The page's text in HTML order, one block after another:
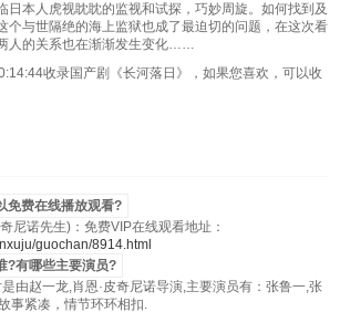
本人虎视眈眈的监视和试探，巧妙周旋。如何找到及
个与世隔绝的海上监狱也成了最迫切的问题，在这次看
人的关系也在渐渐发生变化……
收录国产剧《长河落日》，如果您喜欢，可以收
免费在线播放观看?
尼诺先生)：免费VIP在线观看地址：
guochan/8914.html
?有哪些主要演员?
由赵一龙,肖恩·皮奇尼诺导演,主要演员有：张鲁一,张
事紧凑，情节环环相扣.